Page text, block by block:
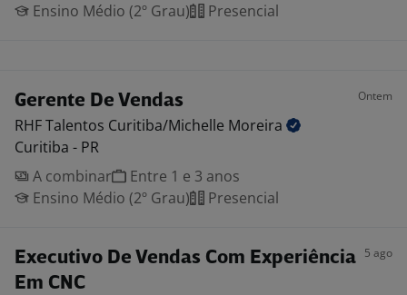
Ensino Médio (2º Grau)
Presencial
Gerente De Vendas Ontem
RHF Talentos Curitiba/Michelle Moreira
Curitiba - PR
A combinar
Entre 1 e 3 anos
Ensino Médio (2º Grau)
Presencial
Executivo De Vendas Com Experiência
Em CNC
5 ago